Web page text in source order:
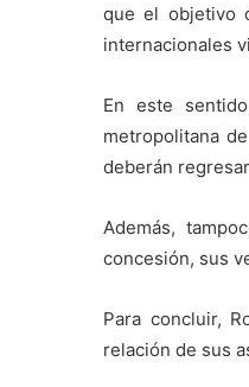
que el objetivo
internacionales
En este
metropolitana
deberán
Además,
concesión, sus
Para concluir,
relación de sus